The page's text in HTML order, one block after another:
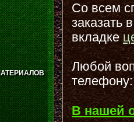
Со всем
заказать
вкладке
Любой
В нашей